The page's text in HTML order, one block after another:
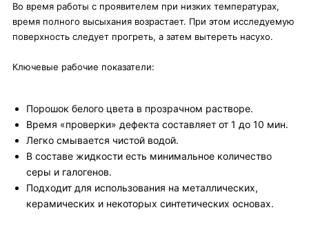
Во время работы с проявителем при низких температурах,
время полного высыхания возрастает. При этом исследуемую
поверхность следует прогреть, а затем вытереть насухо.
Ключевые рабочие показатели:
Порошок белого цвета в прозрачном растворе.
Время «проверки» дефекта составляет от 1 до 10 мин.
Легко смывается чистой водой.
В составе жидкости есть минимальное количество
серы и галогенов.
Подходит для использования на металлических,
керамических и некоторых синтетических основах.